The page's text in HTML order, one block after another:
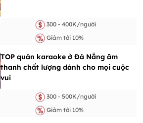
300 - 400K/người
Giảm tới 10%
TOP quán karaoke ở Đà Nẵng âm
thanh chất lượng dành cho mọi cuộc
vui
300 - 500K/người
Giảm tới 10%